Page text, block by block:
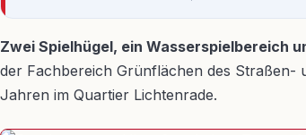
Zwei Spielhügel, ein Wasserspielbereich
der Fachbereich Grünflächen des Straßen-
Jahren im Quartier Lichtenrade.